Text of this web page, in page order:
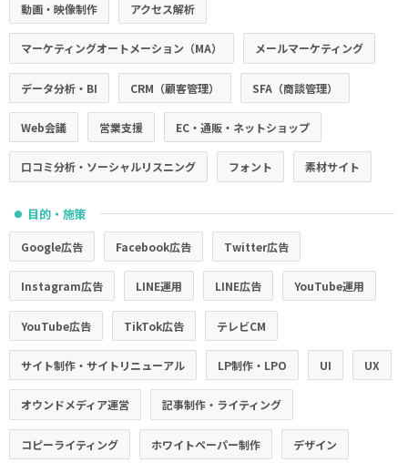
動画・映像制作 アクセス解析
マーケティングオートメーション（MA） メールマーケティング
データ分析・BI CRM（顧客管理） SFA（商談管理）
Web会議 営業支援 EC・通販・ネットショップ
口コミ分析・ソーシャルリスニング フォント 素材サイト
● 目的・施策
Google広告 Facebook広告 Twitter広告
Instagram広告 LINE運用 LINE広告 YouTube運用
YouTube広告 TikTok広告 テレビCM
サイト制作・サイトリニューアル LP制作・LPO UI UX
オウンドメディア運営 記事制作・ライティング
コピーライティング ホワイトペーパー制作 デザイン